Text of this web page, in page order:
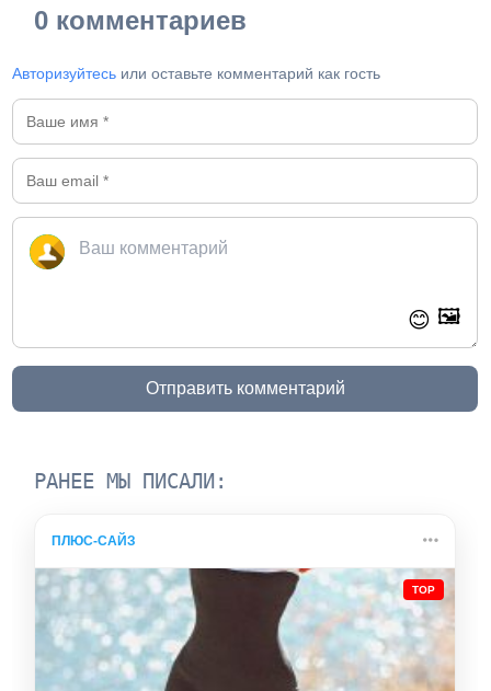
0 комментариев
Авторизуйтесь или оставьте комментарий как гость
😊 🖼️
Отправить комментарий
РАНЕЕ МЫ ПИСАЛИ:
ПЛЮС-САЙЗ
TOP